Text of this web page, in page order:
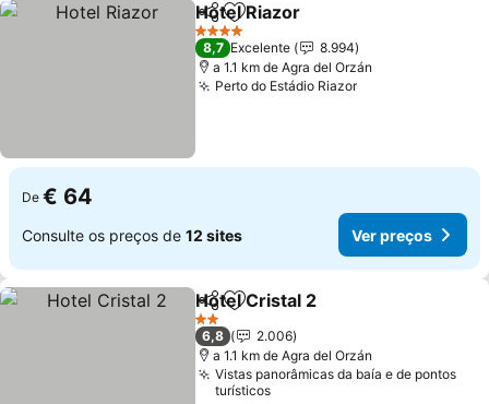
PartilharAdicionar aos favoritos
Hotel Riazor
4 Estrelas
8,7 Excelente
8.994
a 1.1 km de Agra del Orzán
Perto do Estádio Riazor
De € 64
Consulte os preços de 12 sites Ver preços
PartilharAdicionar aos favoritos
Hotel Cristal 2
2 Estrelas
6,8
2.006
a 1.1 km de Agra del Orzán
Vistas panorâmicas da baía e de pontos
turísticos